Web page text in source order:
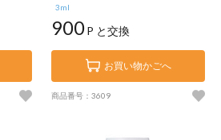
3ml
900P と交換
お買い物かごへ
商品番号：3609